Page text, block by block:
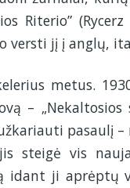
Riterio”
versti jį į anglų,
metus.
–
pasaulį
steigė vis
idant ji aprėptų